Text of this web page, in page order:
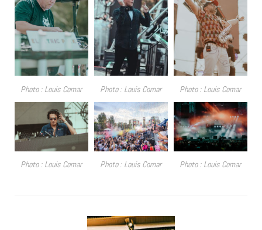
Photo : Louis Comar Photo : Louis Comar Photo : Louis Comar
Photo : Louis Comar Photo : Louis Comar Photo : Louis Comar